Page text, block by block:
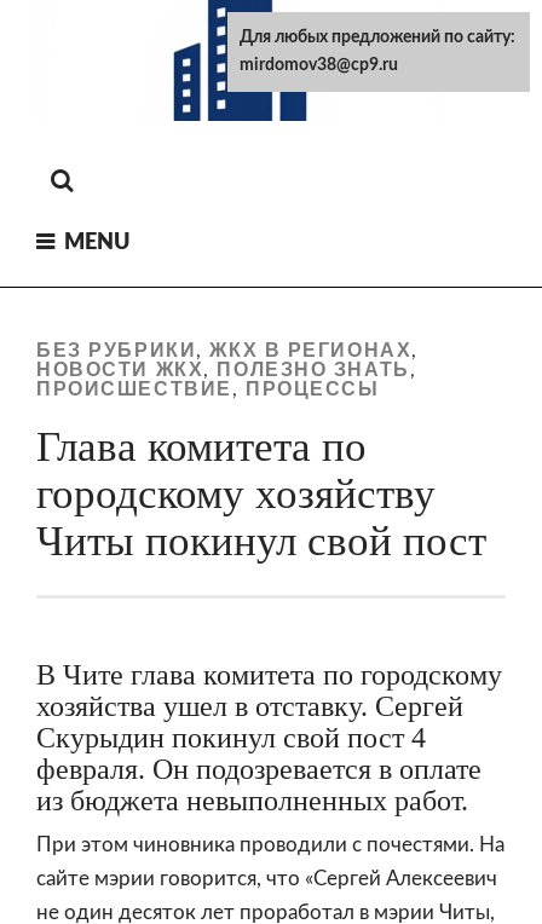
MENU
БЕЗ РУБРИКИ ,ЖКХ В РЕГИОНАХ,
НОВОСТИ ЖКХ, ПОЛЕЗНО ЗНАТЬ ,
ПРОИСШЕСТВИЕ , ПРОЦЕССЫ
Глава комитета по
городскому хозяйству
Читы покинул свой пост
В Чите глава комитета по городскому
хозяйства ушел в отставку. Сергей
Скурыдин покинул свой пост 4
февраля. Он подозревается в оплате
из бюджета невыполненных работ.
При этом чиновника проводили с почестями. На
сайте мэрии говорится, что «Сергей Алексеевич
не один десяток лет проработал в мэрии Читы,
Для любых предложений по сайту:
mirdomov38@cp9.ru